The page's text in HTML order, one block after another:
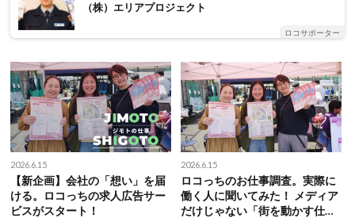
（株）エリアプロジェクト
ロコサポーター
2026.6.15
【新企画】会社の「想い」を届
ける。ロコっちの求人広告サー
ビスがスタート！
2026.6.15
ロコっちのお仕事調査。実際に
働く人に聞いてみた！ メディア
だけじゃない「街を動かす仕